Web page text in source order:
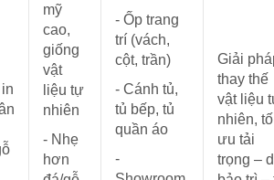
mỹ
cao,
giống
vật
liệu tự
nhiên
- Nhẹ
hơn
- Ốp trang
trí (vách,
cột, trần)
- Cánh tủ,
tủ bếp, tủ
quần áo
-
Giải
thay thế
vật liệu
nhiên,
ưu tải
trọng –